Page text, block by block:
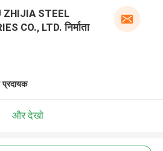
ZHIJIA STEEL
CO., LTD. निर्माता
प्रदायक
और देखो